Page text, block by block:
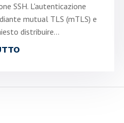
SSH. L'autenticazione
mutual TLS (mTLS) e
distribuire...